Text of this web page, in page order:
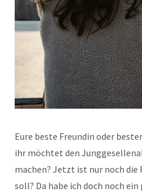
Eure beste Freundin oder
ihr möchtet den
machen? Jetzt ist nur noch die
soll? Da habe ich doch noch